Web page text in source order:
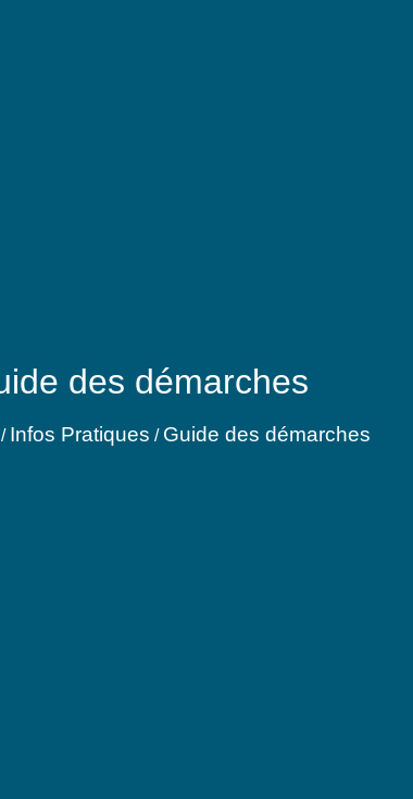
des démarches
/ Infos Pratiques / Guide des démarches